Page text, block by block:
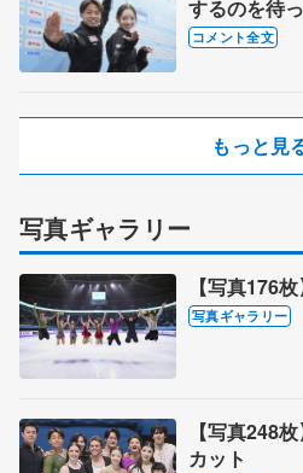
するのを待
「目標がど
コメント全文
もっと見
写真ギャラリー
【写真176
写真ギャラリー
【写真248
カット